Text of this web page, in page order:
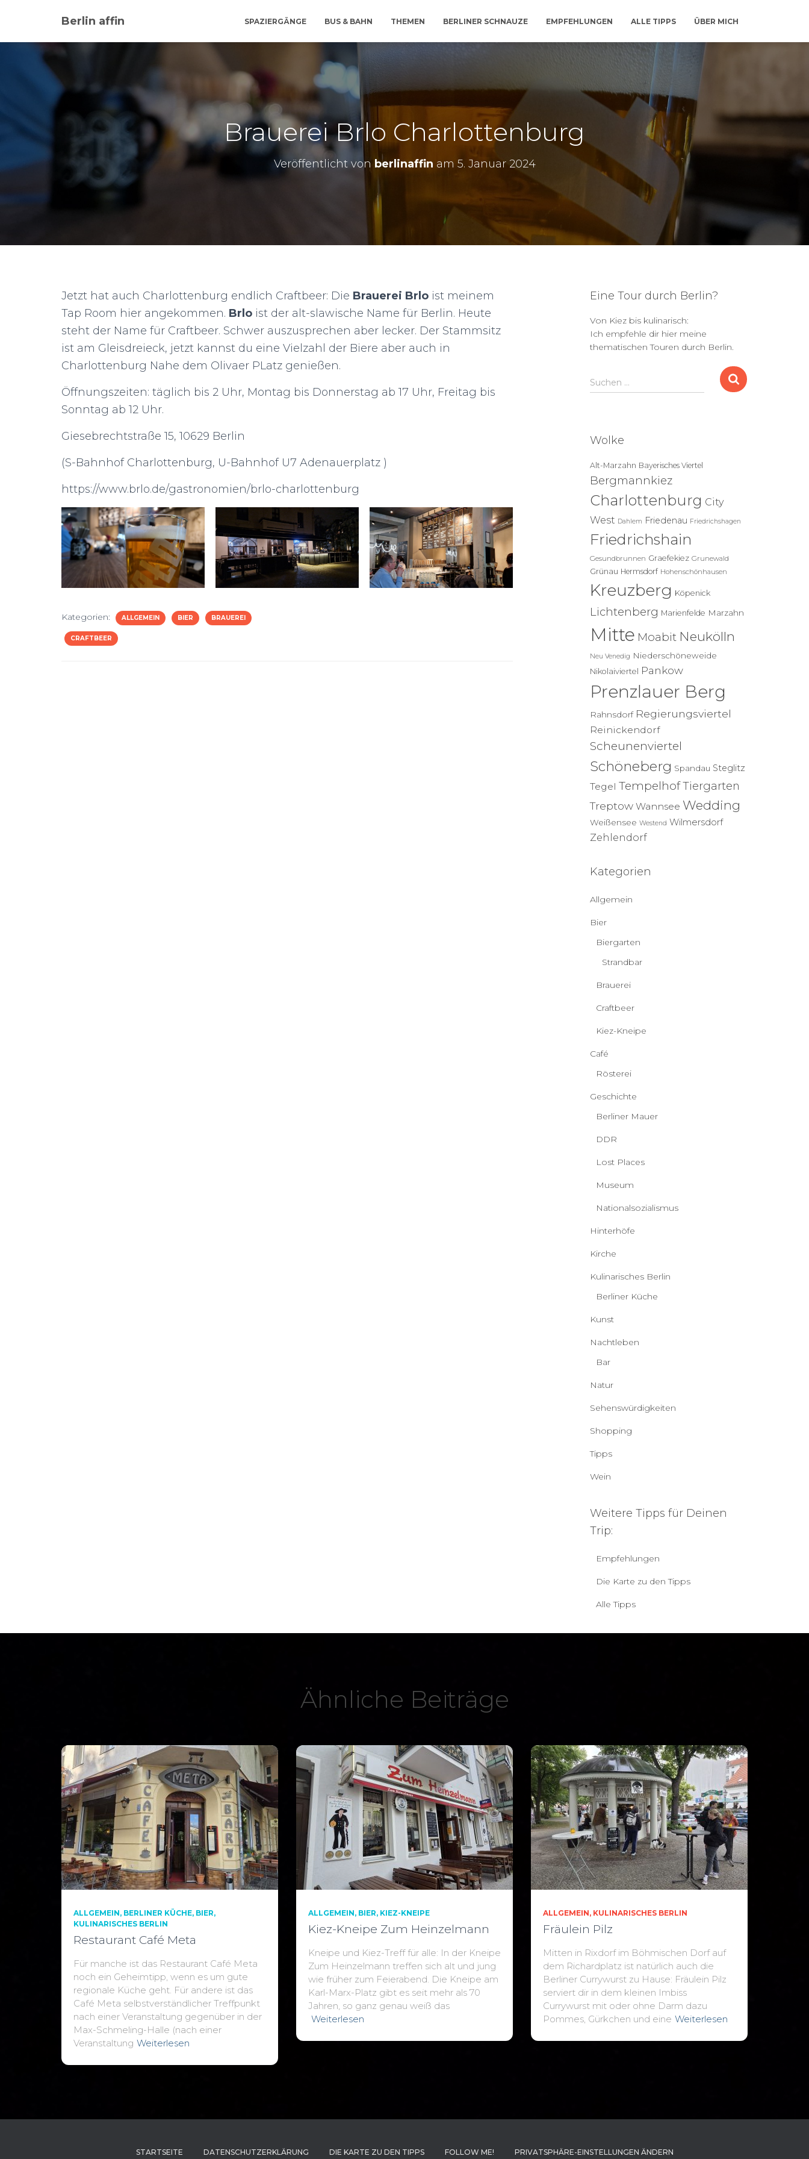
Berlin affin SPAZIERGÄNGE BUS & BAHN THEMEN BERLINER SCHNAUZE EMPFEHLUNGEN ALLE TIPPS ÜBER MICH
Brauerei Brlo Charlottenburg
Veröffentlicht von berlinaffin am 5. Januar 2024
Jetzt hat auch Charlottenburg endlich Craftbeer: Die Brauerei Brlo ist meinem
Tap Room hier angekommen. Brlo ist der alt-slawische Name für Berlin. Heute
steht der Name für Craftbeer. Schwer auszusprechen aber lecker. Der Stammsitz
ist am Gleisdreieck, jetzt kannst du eine Vielzahl der Biere aber auch in
Charlottenburg Nahe dem Olivaer PLatz genießen.
Öffnungszeiten: täglich bis 2 Uhr, Montag bis Donnerstag ab 17 Uhr, Freitag bis
Sonntag ab 12 Uhr.
Giesebrechtstraße 15, 10629 Berlin
(S-Bahnhof Charlottenburg, U-Bahnhof U7 Adenauerplatz )
https://www.brlo.de/gastronomien/brlo-charlottenburg
Kategorien: ALLGEMEIN BIER BRAUEREI
CRAFTBEER
Eine Tour durch Berlin?
Von Kiez bis kulinarisch:
Ich empfehle dir hier meine
thematischen Touren durch Berlin.
S
u
n
a
c
h
Suchen …
Wolke
Alt-Marzahn Bayerisches Viertel
Bergmannkiez
Charlottenburg City
West Dahlem Friedenau Friedrichshagen
Friedrichshain
Gesundbrunnen Graefekiez Grunewald
Grünau Hermsdorf Hohenschönhausen
Kreuzberg Köpenick
Lichtenberg Marienfelde Marzahn
Mitte Moabit Neukölln
Neu Venedig Niederschöneweide
Nikolaiviertel Pankow
Prenzlauer Berg
Rahnsdorf Regierungsviertel
Reinickendorf
Scheunenviertel
Schöneberg Spandau Steglitz
Tegel Tempelhof Tiergarten
Treptow Wannsee Wedding
Weißensee Westend Wilmersdorf
Zehlendorf
Kategorien
Allgemein
Bier
Biergarten
Strandbar
Brauerei
Craftbeer
Kiez-Kneipe
Café
Rösterei
Geschichte
Berliner Mauer
DDR
Lost Places
Museum
Nationalsozialismus
Hinterhöfe
Kirche
Kulinarisches Berlin
Berliner Küche
Kunst
Nachtleben
Bar
Natur
Sehenswürdigkeiten
Shopping
Tipps
Wein
Weitere Tipps für Deinen
Trip:
Empfehlungen
Die Karte zu den Tipps
Alle Tipps
Ähnliche Beiträge
ALLGEMEIN BERLINER KÜCHE BIER
KULINARISCHES BERLIN
Restaurant Café Meta
Für manche ist das Restaurant Café Meta
noch ein Geheimtipp, wenn es um gute
regionale Küche geht. Für andere ist das
Café Meta selbstverständlicher Treffpunkt
nach einer Veranstaltung gegenüber in der
Max-Schmeling-Halle (nach einer
Veranstaltung Weiterlesen
ALLGEMEIN BIER KIEZ-KNEIPE
Kiez-Kneipe Zum Heinzelmann
Kneipe und Kiez-Treff für alle: In der Kneipe
Zum Heinzelmann treffen sich alt und jung
wie früher zum Feierabend. Die Kneipe am
Karl-Marx-Platz gibt es seit mehr als 70
Jahren, so ganz genau weiß das
Weiterlesen
ALLGEMEIN KULINARISCHES BERLIN
Fräulein Pilz
Mitten in Rixdorf im Böhmischen Dorf auf
dem Richardplatz ist natürlich auch die
Berliner Currywurst zu Hause: Fräulein Pilz
serviert dir in dem kleinen Imbiss
Currywurst mit oder ohne Darm dazu
Pommes, Gürkchen und eine Weiterlesen
STARTSEITE DATENSCHUTZERKLÄRUNG DIE KARTE ZU DEN TIPPS FOLLOW ME! PRIVATSPHÄRE-EINSTELLUNGEN ÄNDERN